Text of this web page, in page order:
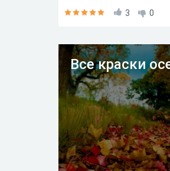
3 0
Все краски